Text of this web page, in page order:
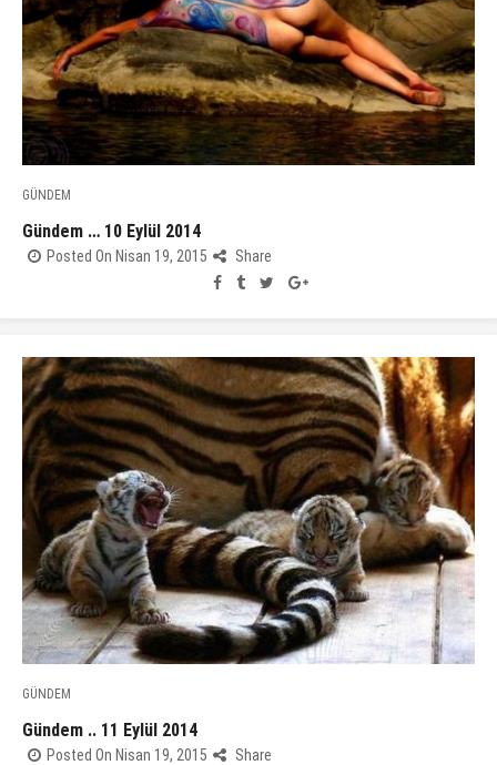
GÜNDEM
Gündem … 10 Eylül 2014
Posted On Nisan 19, 2015 Share
GÜNDEM
Gündem .. 11 Eylül 2014
Posted On Nisan 19, 2015 Share